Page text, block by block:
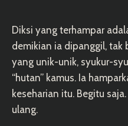
Diksi yang terhampar
demikian ia dipanggil, tak
yang unik-unik, syukur-
“hutan” kamus. Ia
keseharian itu. Begitu
ulang.